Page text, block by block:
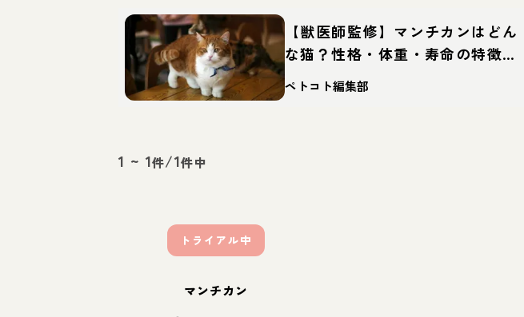
【獣医師監修】マンチカンはどん
な猫？性格・体重・寿命の特徴・
ペトコト編集部
1 ~ 1件/1件中
トライアル中
マンチカン